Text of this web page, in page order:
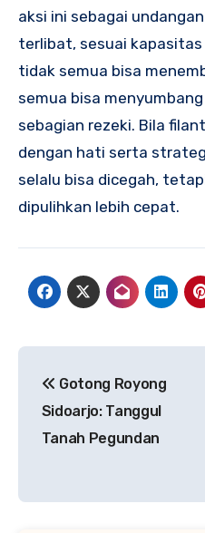
aksi ini sebagai
terlibat, sesuai
tidak semua bisa
semua bisa
sebagian rezeki. Bila
dengan hati serta
selalu bisa dicegah,
dipulihkan lebih cepat.
navigation
Gotong Royong
Sidoarjo: Tanggul
Tanah Pegundan